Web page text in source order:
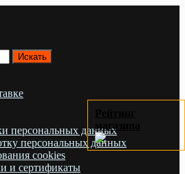
персональных данных
персональных данных
cookies
и сертификаты